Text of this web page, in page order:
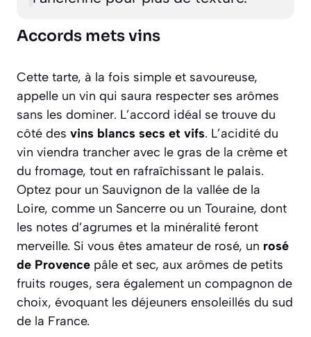
Accords mets vins
Cette tarte, à la fois simple et savoureuse,
appelle un vin qui saura respecter ses arômes
sans les dominer. L’accord idéal se trouve du
côté des vins blancs secs et vifs. L’acidité du
vin viendra trancher avec le gras de la crème et
du fromage, tout en rafraîchissant le palais.
Optez pour un Sauvignon de la vallée de la
Loire, comme un Sancerre ou un Touraine, dont
les notes d’agrumes et la minéralité feront
merveille. Si vous êtes amateur de rosé, un rosé
de Provence pâle et sec, aux arômes de petits
fruits rouges, sera également un compagnon de
choix, évoquant les déjeuners ensoleillés du sud
de la France.